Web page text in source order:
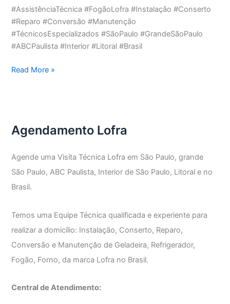
#AssistênciaTécnica #FogãoLofra #Instalação #Conserto
#Reparo #Conversão #Manutenção
#TécnicosEspecializados #SãoPaulo #GrandeSãoPaulo
#ABCPaulista #Interior #Litoral #Brasil
Assistência
Read More »
Agendamento Lofra
Agende uma Visita Técnica Lofra em São Paulo, grande
São Paulo, ABC Paulista, Interior de São Paulo, Litoral e no
Brasil.
Temos uma Equipe Técnica qualificada e experiente para
realizar a domicílio: Instalação, Conserto, Reparo,
Conversão e Manutenção de Geladeira, Refrigerador,
Fogão, Forno, da marca Lofra no Brasil.
Central de Atendimento: